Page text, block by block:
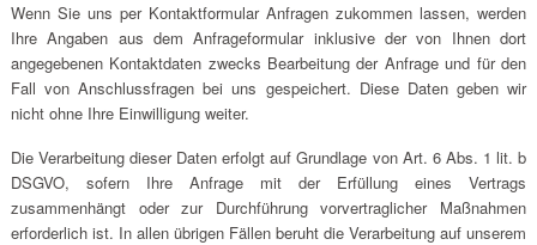
Wenn Sie uns per Kontaktformular Anfragen zukommen lassen, werden
Ihre Angaben aus dem Anfrageformular inklusive der von Ihnen dort
angegebenen Kontaktdaten zwecks Bearbeitung der Anfrage und für den
Fall von Anschlussfragen bei uns gespeichert. Diese Daten geben wir
nicht ohne Ihre Einwilligung weiter.
Die Verarbeitung dieser Daten erfolgt auf Grundlage von Art. 6 Abs. 1 lit. b
DSGVO, sofern Ihre Anfrage mit der Erfüllung eines Vertrags
zusammenhängt oder zur Durchführung vorvertraglicher Maßnahmen
erforderlich ist. In allen übrigen Fällen beruht die Verarbeitung auf unserem